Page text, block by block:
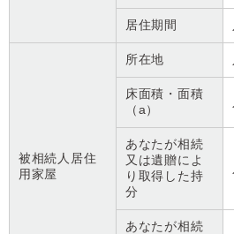
居住期間
被相続人居住
用家屋
所在地
床面積・面積
（a）
あなたが相続
又は遺贈によ
り取得した持
分
あなたが相続